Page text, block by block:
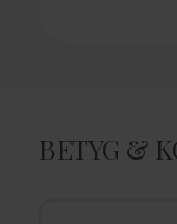
BETYG &